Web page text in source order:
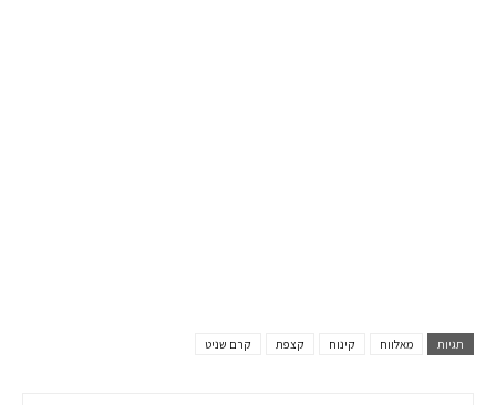
תגיות מאלווח קינוח קצפת קרם שניט